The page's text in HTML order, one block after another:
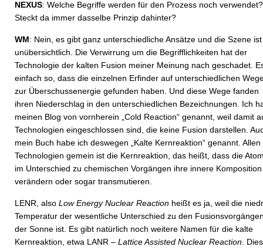
NEXUS: Welche Begriffe werden für den Prozess noch verwendet?
Steckt da immer dasselbe Prinzip dahinter?
WM: Nein, es gibt ganz unterschiedliche Ansätze und die Szene ist
unübersichtlich. Die Verwirrung um die Begrifflichkeiten hat der
Technologie der kalten Fusion meiner Meinung nach geschadet.
einfach so, dass die einzelnen Erfinder auf unterschiedlichen
zur Überschussenergie gefunden haben. Und diese Wege fanden
ihren Niederschlag in den unterschiedlichen Bezeichnungen. Ich
meinen Blog von vornherein „Cold Reaction“ genannt, weil damit
Technologien eingeschlossen sind, die keine Fusion darstellen.
mein Buch habe ich deswegen „Kalte Kernreaktion“ genannt. Allen
Technologien gemein ist die Kernreaktion, das heißt, dass die
im Unterschied zu chemischen Vorgängen ihre innere Komposition
verändern oder sogar transmutieren.
LENR, also Low Energy Nuclear Reaction heißt es ja, weil die
Temperatur der wesentliche Unterschied zu den
der Sonne ist. Es gibt natürlich noch weitere Namen für die kalte
Kernreaktion, etwa LANR – Lattice Assisted Nuclear Reaction .